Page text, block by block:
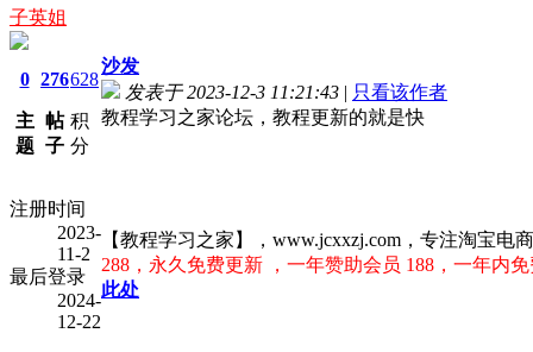
子英姐
0
主
题
276
帖
子
628
积
分
注册时间
2023-
11-2
最后登录
2024-
12-22
沙发
发表于 2023-12-3 11:21:43 | 只看该作者
教程学习之家论坛，教程更新的就是快
【教程学习之家】，www.jcxxzj.com，专注淘宝
288，永久免费更新 ，一年赞助会员 188，一年内
此处